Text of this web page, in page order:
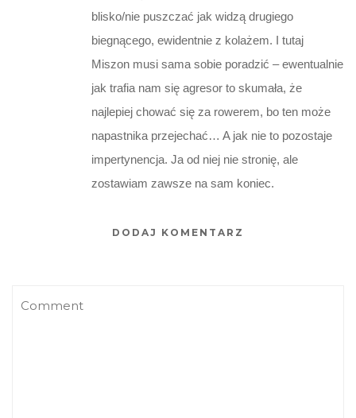
blisko/nie puszczać jak widzą drugiego
biegnącego, ewidentnie z kolażem. I tutaj
Miszon musi sama sobie poradzić – ewentualnie
jak trafia nam się agresor to skumała, że
najlepiej chować się za rowerem, bo ten może
napastnika przejechać… A jak nie to pozostaje
impertynencja. Ja od niej nie stronię, ale
zostawiam zawsze na sam koniec.
DODAJ KOMENTARZ